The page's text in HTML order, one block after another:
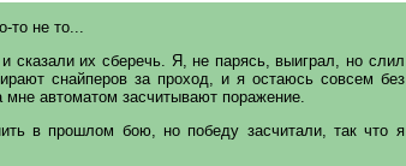
то не то...
сказали их сберечь. Я, не парясь, выиграл, но слил
снайперов за проход, и я остаюсь совсем без
автоматом засчитывают поражение.
в прошлом бою, но победу засчитали, так что я